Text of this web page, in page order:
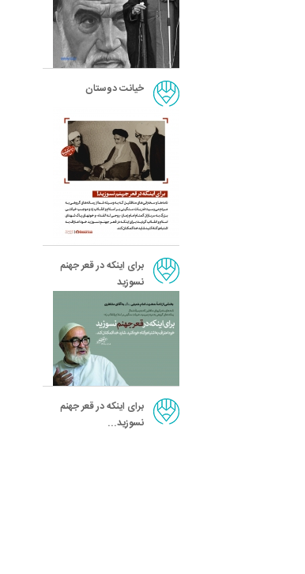
خیانت دوستان
برای اینکه در قعر جهنم
نسوزید
برای اینکه در قعر جهنم
نسوزید...